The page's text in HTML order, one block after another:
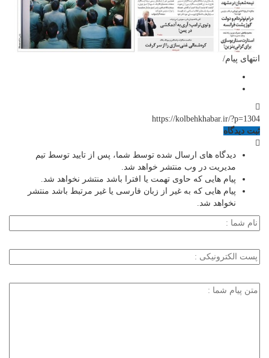
انتهای پیام/
https://kolbehkhabar.ir/?p=1304
ثبت دیدگاه
دیدگاه های ارسال شده توسط شما، پس از تایید توسط تیم
مدیریت در وب منتشر خواهد شد.
پیام هایی که حاوی تهمت یا افترا باشد منتشر نخواهد شد.
پیام هایی که به غیر از زبان فارسی یا غیر مرتبط باشد منتشر
نخواهد شد.